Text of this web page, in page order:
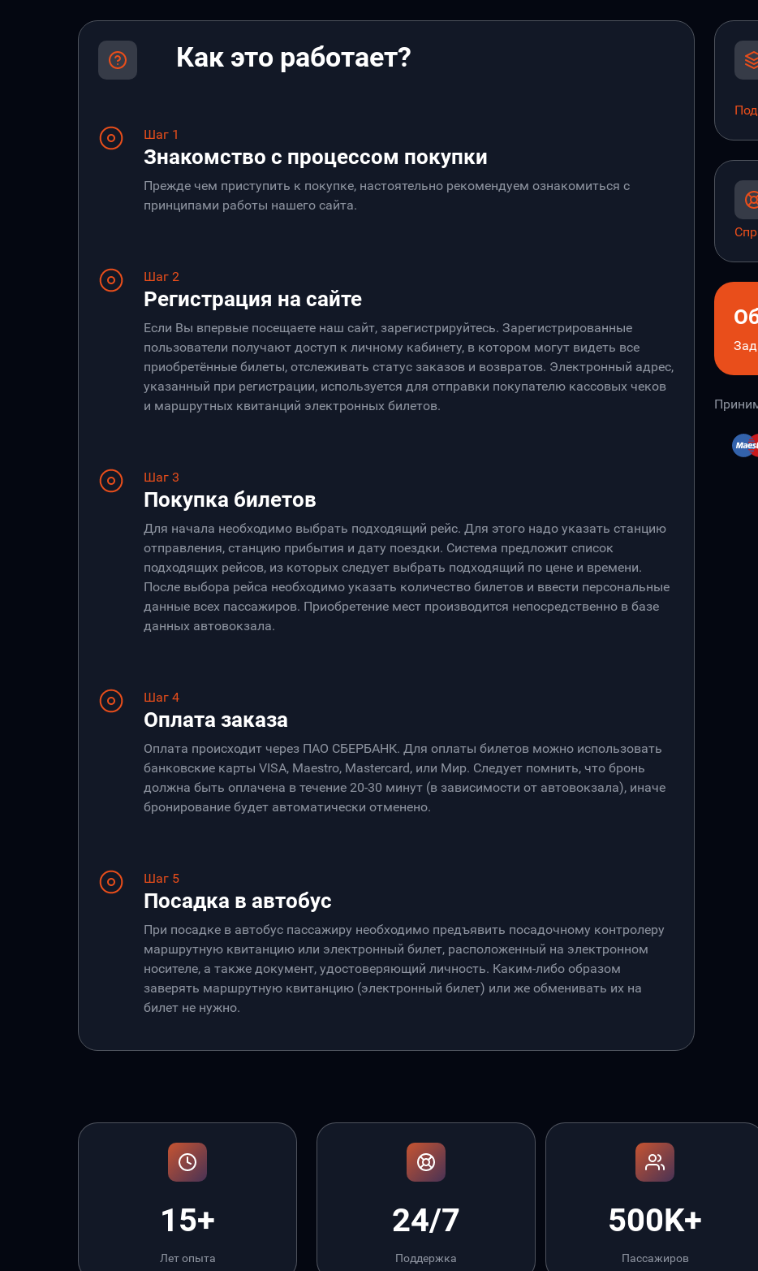
Как это работает?
Шаг 1
Знакомство с процессом покупки
Прежде чем приступить к покупке, настоятельно рекомендуем ознакомиться с
принципами работы нашего сайта.
Шаг 2
Регистрация на сайте
Если Вы впервые посещаете наш сайт, зарегистрируйтесь. Зарегистрированные
пользователи получают доступ к личному кабинету, в котором могут видеть все
приобретённые билеты, отслеживать статус заказов и возвратов. Электронный адрес,
указанный при регистрации, используется для отправки покупателю кассовых чеков
и маршрутных квитанций электронных билетов.
Шаг 3
Покупка билетов
Для начала необходимо выбрать подходящий рейс. Для этого надо указать станцию
отправления, станцию прибытия и дату поездки. Система предложит список
подходящих рейсов, из которых следует выбрать подходящий по цене и времени.
После выбора рейса необходимо указать количество билетов и ввести персональные
данные всех пассажиров. Приобретение мест производится непосредственно в базе
данных автовокзала.
Шаг 4
Оплата заказа
Оплата происходит через ПАО СБЕРБАНК. Для оплаты билетов можно использовать
банковские карты VISA, Maestro, Mastercard, или Мир. Следует помнить, что бронь
должна быть оплачена в течение 20-30 минут (в зависимости от автовокзала), иначе
бронирование будет автоматически отменено.
Шаг 5
Посадка в автобус
При посадке в автобус пассажиру необходимо предъявить посадочному контролеру
маршрутную квитанцию или электронный билет, расположенный на электронном
носителе, а также документ, удостоверяющий личность. Каким-либо образом
заверять маршрутную квитанцию (электронный билет) или же обменивать их на
билет не нужно.
15+
Лет опыта
24/7
Поддержка
500K+
Пассажиров